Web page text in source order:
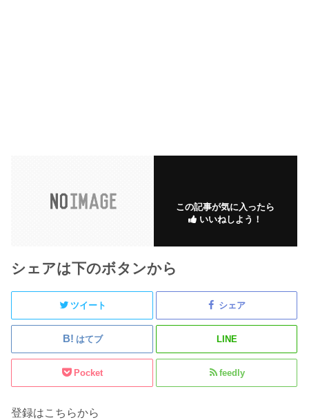
この記事が気に入ったら
いいねしよう！
シェアは下のボタンから
ツイート シェア
はてブ LINE
Pocket feedly
登録はこちらから